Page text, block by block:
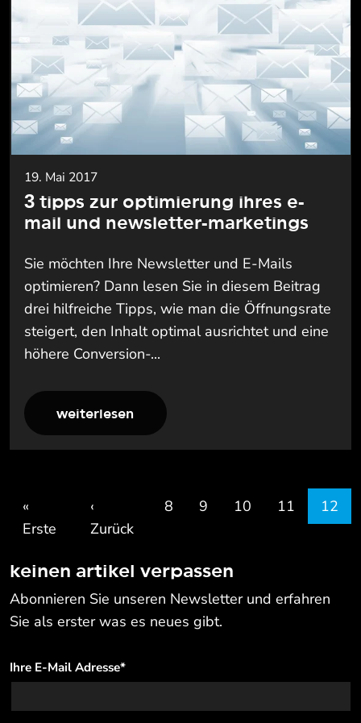
19. Mai 2017
3 tipps zur optimierung ihres e-
mail und newsletter-marketings
Sie möchten Ihre Newsletter und E-Mails
optimieren? Dann lesen Sie in diesem Beitrag
drei hilfreiche Tipps, wie man die Öffnungsrate
steigert, den Inhalt optimal ausrichtet und eine
höhere Conversion-...
weiterlesen
«
Erste
‹
Zurück
8 9 10 11 12
keinen artikel verpassen
Abonnieren Sie unseren Newsletter und erfahren
Sie als erster was es neues gibt.
Ihre E-Mail Adresse*